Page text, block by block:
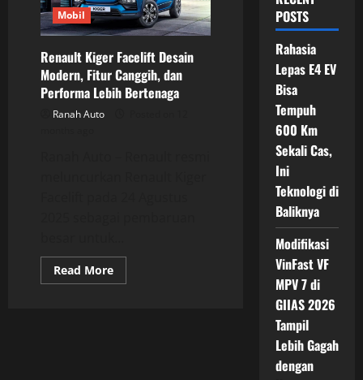
Mobil
Renault Kiger Facelift Desain
Modern, Fitur Canggih, dan
Performa Lebih Bertenaga
Ranah Auto
Read MoreRead
more
POSTS
Rahasia
Lepas E4 EV
Bisa
Tempuh
600 Km
Sekali Cas,
Ini
Teknologi di
Baliknya
Modifikasi
VinFast VF
MPV 7 di
GIIAS 2026
Tampil
Lebih Gagah
dengan